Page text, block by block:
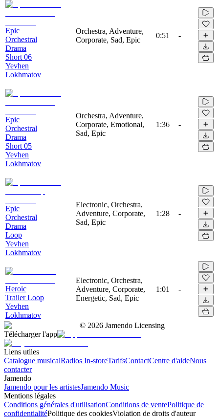
Epic
Orchestral
Drama
Short 06
Yevhen
Lokhmatov
Orchestra, Adventure,
Corporate, Sad, Epic
0:51 -
Epic
Orchestral
Drama
Short 05
Yevhen
Lokhmatov
Orchestra, Adventure,
Corporate, Emotional,
Sad, Epic
1:36 -
Epic
Orchestral
Drama
Loop
Yevhen
Lokhmatov
Electronic, Orchestra,
Adventure, Corporate,
Sad, Epic
1:28 -
Heroic
Trailer Loop
Yevhen
Lokhmatov
Electronic, Orchestra,
Adventure, Corporate,
Energetic, Sad, Epic
1:01 -
© 2026 Jamendo Licensing
Télécharger l'app
Liens utiles
Catalogue musicalRadios In-storeTarifsContactCentre d'aideNous
contacter
Jamendo
Jamendo pour les artistesJamendo Music
Mentions légales
Conditions générales d'utilisationConditions de ventePolitique de
confidentialitéPolitique des cookiesViolation de droits d'auteur